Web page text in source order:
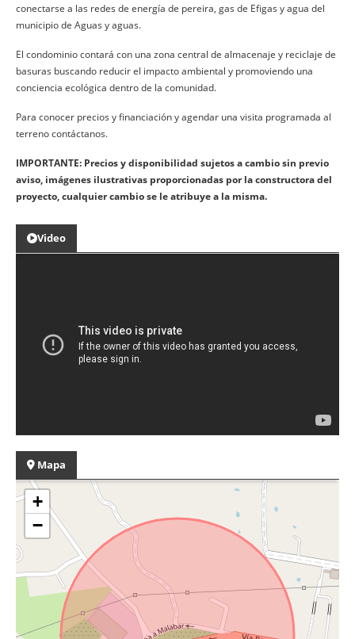
conectarse a las redes de energía de pereira, gas de Efigas y agua del
municipio de Aguas y aguas.
El condominio contará con una zona central de almacenaje y reciclaje de
basuras buscando reducir el impacto ambiental y promoviendo una
conciencia ecológica dentro de la comunidad.
Para conocer precios y financiación y agendar una visita programada al
terreno contáctanos.
IMPORTANTE: Precios y disponibilidad sujetos a cambio sin previo
aviso, imágenes ilustrativas proporcionadas por la constructora del
proyecto, cualquier cambio se le atribuye a la misma.
Video
Mapa
+
−